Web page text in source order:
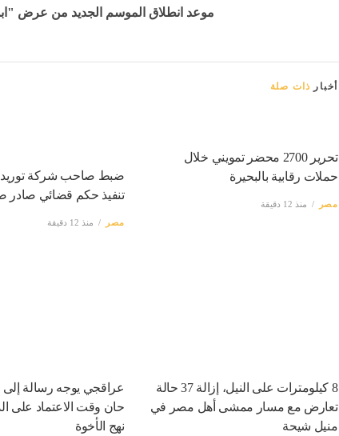
موعد انطلاق الموسم الجديد من عرض
أخبار ذات صلة
تحرير 2700 محضر تمويني خلال
حملات رقابية بالبحيرة
مصر منذ 12 دقيقة
ضبط صاحب شركة
تنفيذ حكم قضائي صادر
مصر منذ 12 دقيقة
8 كيلومترات على النيل، إزالة 37 حالة
تعارض مع مسار ممشى أهل مصر في
منيل شيحة
عراقجي يوجه رسالة إلى
حان وقت الاعتماد على
نهج الأخوة